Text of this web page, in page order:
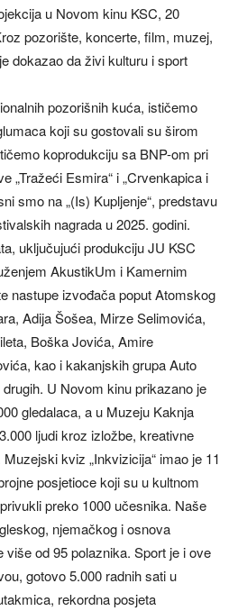
u Novom kinu KSC, 20
pozorište, koncerte, film, muzej,
dokazao da živi kulturu i sport
pozorišnih kuća, ističemo
koji su gostovali su širom
koprodukciju sa BNP-om pri
„Tražeći Esmira“ i „Crvenkapica i
smo na „(Is) Kupljenje“, predstavu
nagrada u 2025. godini.
uključujući produkciju JU KSC
AkustikUm i Kamernim
nastupe izvođača poput Atomskog
Adija Šošea, Mirze Selimovića,
Boška Jovića, Amire
kao i kakanjskih grupa Auto
U Novom kinu prikazano je
gledalaca, a u Muzeju Kaknja
ljudi kroz izložbe, kreativne
kviz „Inkvizicija“ imao je 11
posjetioce koji su u kultnom
preko 1000 učesnika. Naše
njemačkog i osnova
više od 95 polaznika. Sport je i ove
gotovo 5.000 radnih sati u
rekordna posjeta